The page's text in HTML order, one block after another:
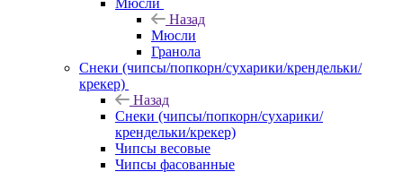
Мюсли
Назад
Мюсли
Гранола
Снеки (чипсы/попкорн/сухарики/крендельки/
крекер)
Назад
Снеки (чипсы/попкорн/сухарики/
крендельки/крекер)
Чипсы весовые
Чипсы фасованные